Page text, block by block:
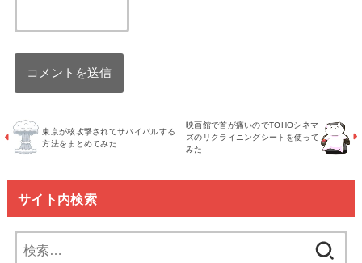
東京が核攻撃されてサバイバルする
方法をまとめてみた
映画館で首が痛いのでTOHOシネマ
ズのリクライニングシートを使って
みた
サイト内検索